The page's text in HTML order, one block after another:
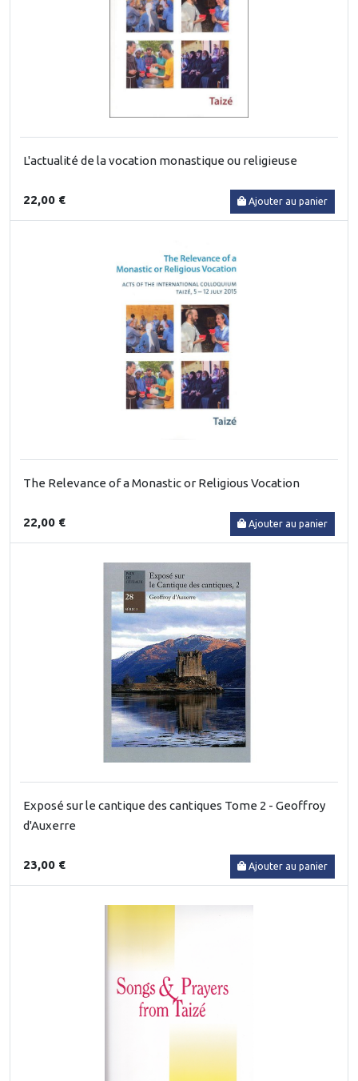
L'actualité de la vocation monastique ou religieuse
22,00 € Ajouter au panier
The Relevance of a Monastic or Religious Vocation
22,00 € Ajouter au panier
Exposé sur le cantique des cantiques Tome 2 - Geoffroy
d'Auxerre
23,00 € Ajouter au panier